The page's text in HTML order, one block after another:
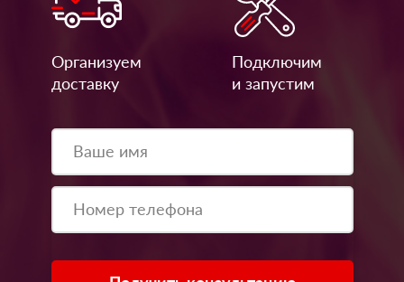
Организуем
доставку
Подключим
и запустим